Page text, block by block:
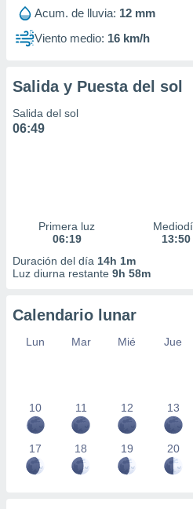
Acum. de lluvia: 12 mm
Viento medio: 16 km/h
Salida y Puesta del sol
Salida del sol
06:49
Primera luz
06:19
13:50
Duración del día 14h 1m
Luz diurna restante 9h 58m
Calendario lunar
Lun Mar Mié Jue
10 11 12 13
17 18 19 20